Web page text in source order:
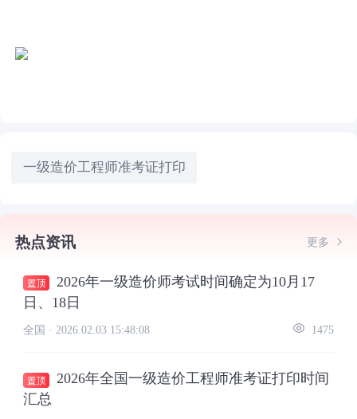
一级造价工程师准考证打印
热点资讯 更多
2026年一级造价师考试时间确定为10月17
日、18日
全国 · 2026.02.03 15:48:08 1475
2026年全国一级造价工程师准考证打印时间
汇总